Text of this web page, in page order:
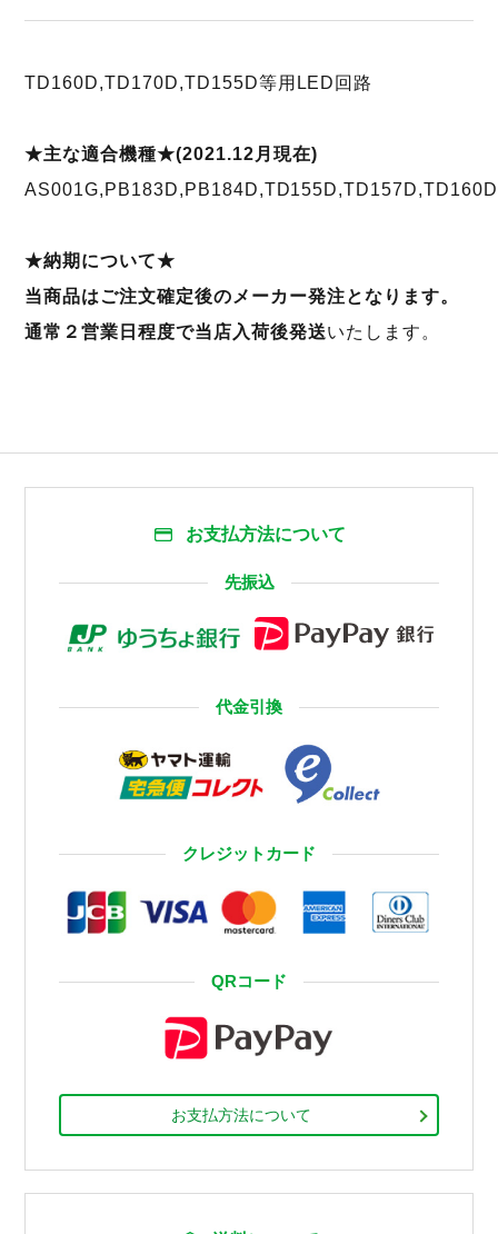
TD160D,TD170D,TD155D等用LED回路
★主な適合機種★(2021.12月現在)
★納期について★
当商品はご注文確定後のメーカー発注となります。
通常２営業日程度で当店入荷後発送いたします。
お支払方法について
先振込
代金引換
クレジットカード
QRコード
お支払方法について